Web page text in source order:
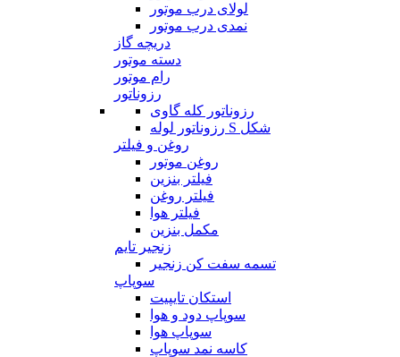
لولای درب موتور
نمدی درب موتور
دریچه گاز
دسته موتور
رام موتور
رزوناتور
رزوناتور کله گاوی
رزوناتور لوله S شکل
روغن و فیلتر
روغن موتور
فیلتر بنزین
فیلتر روغن
فیلتر هوا
مکمل بنزین
زنجیر تایم
تسمه سفت کن زنجیر
سوپاپ
استکان تایپیت
سوپاپ دود و هوا
سوپاپ هوا
کاسه نمد سوپاپ